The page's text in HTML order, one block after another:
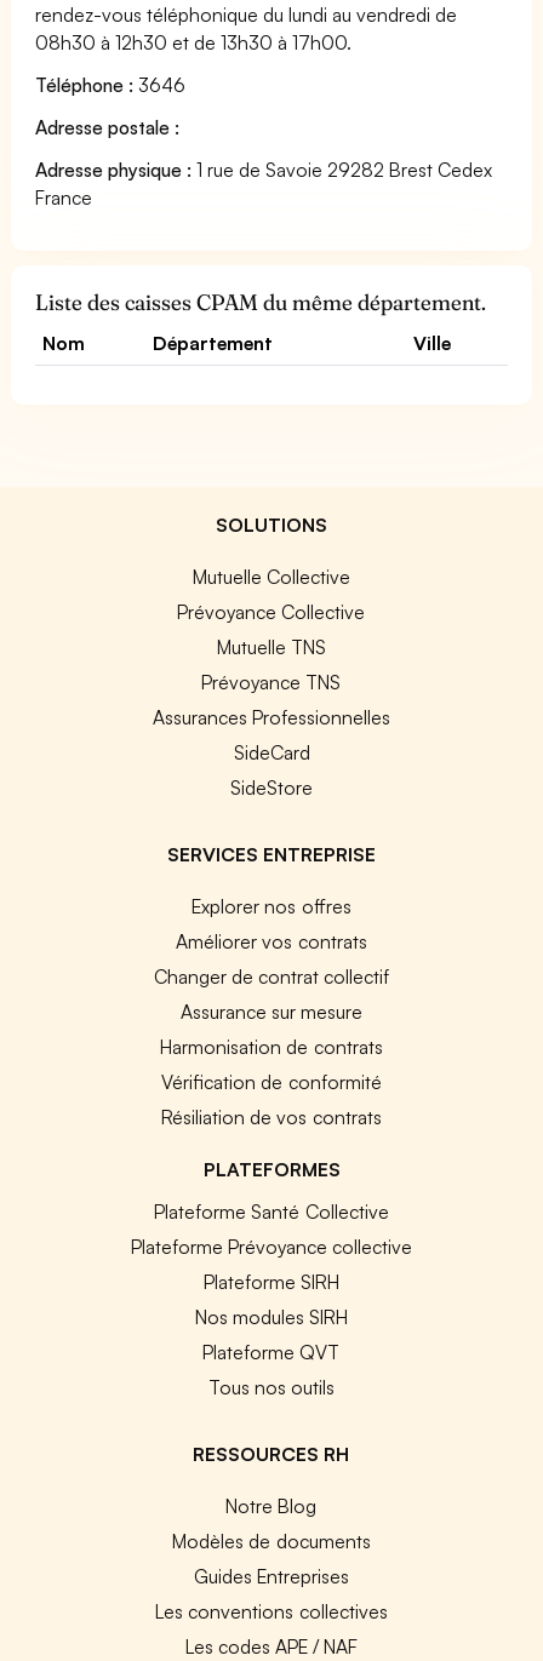
rendez-vous téléphonique du lundi au vendredi de
08h30 à 12h30 et de 13h30 à 17h00.
Téléphone : 3646
Adresse postale :
Adresse physique : 1 rue de Savoie 29282 Brest Cedex
France
Liste des caisses CPAM du même département.
Nom Département Ville
SOLUTIONS
Mutuelle Collective
Prévoyance Collective
Mutuelle TNS
Prévoyance TNS
Assurances Professionnelles
SideCard
SideStore
SERVICES ENTREPRISE
Explorer nos offres
Améliorer vos contrats
Changer de contrat collectif
Assurance sur mesure
Harmonisation de contrats
Vérification de conformité
Résiliation de vos contrats
PLATEFORMES
Plateforme Santé Collective
Plateforme Prévoyance collective
Plateforme SIRH
Nos modules SIRH
Plateforme QVT
Tous nos outils
RESSOURCES RH
Notre Blog
Modèles de documents
Guides Entreprises
Les conventions collectives
Les codes APE / NAF